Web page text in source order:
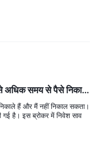
अधिक समय से पैसे निकाले
हैं और मैं नहीं निकाल सकता।
गई है। इस ब्रोकर में निवेश साव